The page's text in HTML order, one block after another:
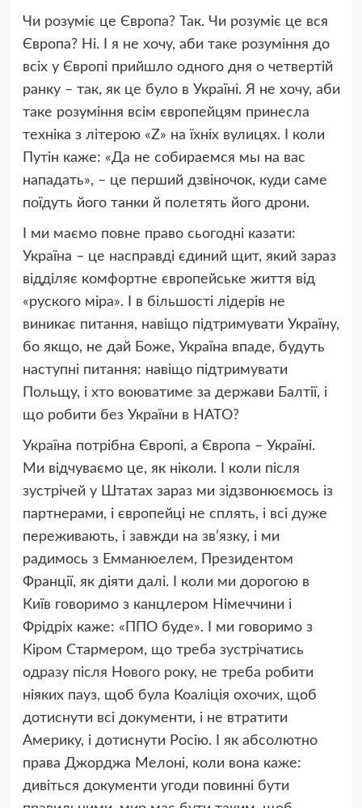
Чи розуміє це Європа? Так. Чи розуміє це вся
Європа? Ні. І я не хочу, аби таке розуміння до
всіх у Європі прийшло одного дня о четвертій
ранку – так, як це було в Україні. Я не хочу, аби
таке розуміння всім європейцям принесла
техніка з літерою «Z» на їхніх вулицях. І коли
Путін каже: «Да не собираемся мы на вас
нападать», – це перший дзвіночок, куди саме
поїдуть його танки й полетять його дрони.
І ми маємо повне право сьогодні казати:
Україна – це насправді єдиний щит, який зараз
відділяє комфортне європейське життя від
«руского міра». І в більшості лідерів не
виникає питання, навіщо підтримувати Україну,
бо якщо, не дай Боже, Україна впаде, будуть
наступні питання: навіщо підтримувати
Польщу, і хто воюватиме за держави Балтії, і
що робити без України в НАТО?
Україна потрібна Європі, а Європа – Україні.
Ми відчуваємо це, як ніколи. І коли після
зустрічей у Штатах зараз ми зідзвонюємось із
партнерами, і європейці не сплять, і всі дуже
переживають, і завжди на зв’язку, і ми
радимось з Емманюелем, Президентом
Франції, як діяти далі. І коли ми дорогою в
Київ говоримо з канцлером Німеччини і
Фрідріх каже: «ППО буде». І ми говоримо з
Кіром Стармером, що треба зустрічатись
одразу після Нового року, не треба робити
ніяких пауз, щоб була Коаліція охочих, щоб
дотиснути всі документи, і не втратити
Америку, і дотиснути Росію. І як абсолютно
права Джорджа Мелоні, коли вона каже:
дивіться документи угоди повинні бути